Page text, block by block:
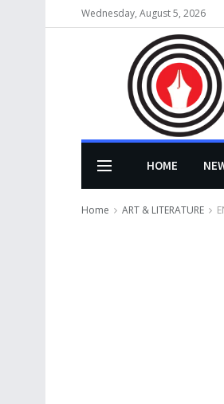
Wednesday, August 5, 2026
HOME
Home ART & LITERATURE